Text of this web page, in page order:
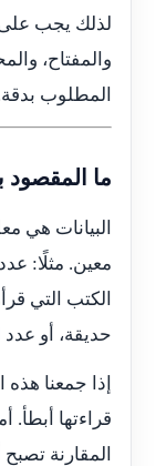
لذلك يجب على
والمفتاح،
المطلوب بدقة.
ما المقصود
البيانات هي
معين. مثلًا:
الكتب التي
حديقة، أو
إذا جمعنا
قراءتها أبطأ.
المقارنة